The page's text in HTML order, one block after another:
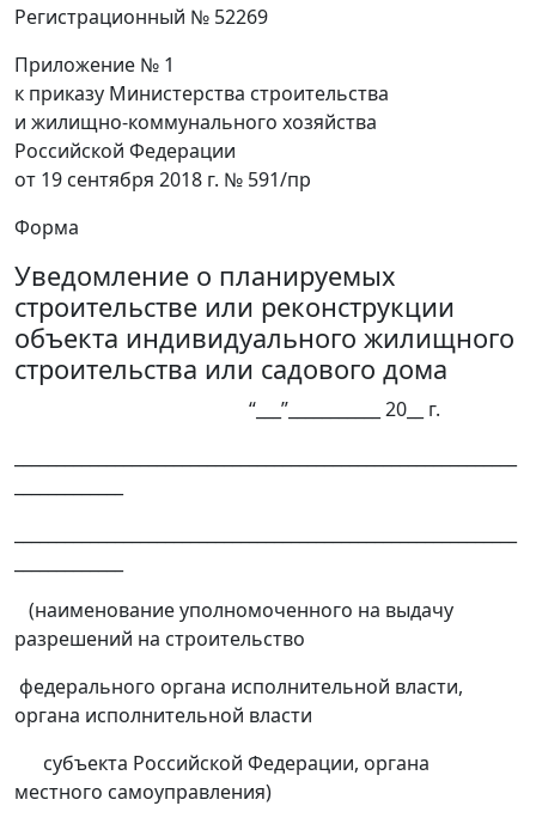
Регистрационный № 52269
Приложение № 1
к приказу Министерства строительства
и жилищно-коммунального хозяйства
Российской Федерации
от 19 сентября 2018 г. № 591/пр
Форма
Уведомление о планируемых
строительстве или реконструкции
объекта индивидуального жилищного
строительства или садового дома
“___”___________ 20__ г.
(наименование уполномоченного на выдачу
разрешений на строительство
федерального органа исполнительной власти,
органа исполнительной власти
субъекта Российской Федерации, органа
местного самоуправления)